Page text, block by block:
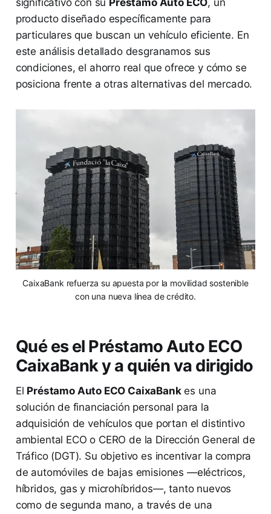
producto diseñado específicamente para
particulares que buscan un vehículo eficiente. En
este análisis detallado desgranamos sus
condiciones, el ahorro real que ofrece y cómo se
posiciona frente a otras alternativas del mercado.
CaixaBank refuerza su apuesta por la movilidad sostenible
con una nueva línea de crédito.
Qué es el Préstamo Auto ECO
CaixaBank y a quién va dirigido
El Préstamo Auto ECO CaixaBankes una
solución de financiación personal para la
adquisición de vehículos que portan el distintivo
ambiental ECO o CERO de la Dirección General de
Tráfico (DGT). Su objetivo es incentivar la compra
de automóviles de bajas emisiones —eléctricos,
híbridos, gas y microhíbridos—, tanto nuevos
como de segunda mano, a través de una